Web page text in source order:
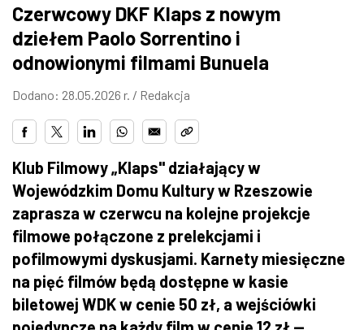
Czerwcowy DKF Klaps z nowym
dziełem Paolo Sorrentino i
odnowionymi filmami Bunuela
Dodano: 28.05.2026 r. / Redakcja
Klub Filmowy „Klaps" działający w
Wojewódzkim Domu Kultury w Rzeszowie
zaprasza w czerwcu na kolejne projekcje
filmowe połączone z prelekcjami i
pofilmowymi dyskusjami. Karnety miesięczne
na pięć filmów będą dostępne w kasie
biletowej WDK w cenie 50 zł, a wejściówki